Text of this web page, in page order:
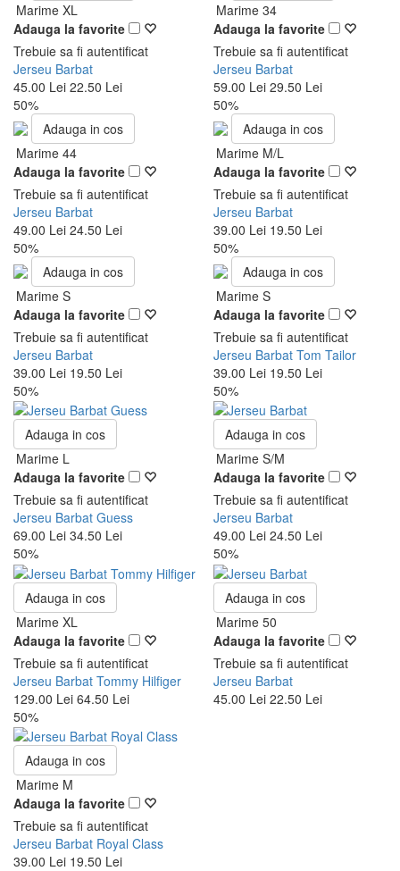
Marime XL
Adauga la favorite
Trebuie sa fi autentificat
Jerseu Barbat
45.00 Lei 22.50 Lei
Marime 34
Adauga la favorite
Trebuie sa fi autentificat
Jerseu Barbat
59.00 Lei 29.50 Lei
50%
Adauga in cos
Marime 44
Adauga la favorite
Trebuie sa fi autentificat
Jerseu Barbat
49.00 Lei 24.50 Lei
50%
Adauga in cos
Marime M/L
Adauga la favorite
Trebuie sa fi autentificat
Jerseu Barbat
39.00 Lei 19.50 Lei
50%
Adauga in cos
Marime S
Adauga la favorite
Trebuie sa fi autentificat
Jerseu Barbat
39.00 Lei 19.50 Lei
50%
Adauga in cos
Marime S
Adauga la favorite
Trebuie sa fi autentificat
Jerseu Barbat Tom Tailor
39.00 Lei 19.50 Lei
50%
Adauga in cos
Marime L
Adauga la favorite
Trebuie sa fi autentificat
Jerseu Barbat Guess
69.00 Lei 34.50 Lei
50%
Adauga in cos
Marime S/M
Adauga la favorite
Trebuie sa fi autentificat
Jerseu Barbat
49.00 Lei 24.50 Lei
50%
Adauga in cos
Marime XL
Adauga la favorite
Trebuie sa fi autentificat
Jerseu Barbat Tommy Hilfiger
129.00 Lei 64.50 Lei
50%
Adauga in cos
Marime 50
Adauga la favorite
Trebuie sa fi autentificat
Jerseu Barbat
45.00 Lei 22.50 Lei
50%
Adauga in cos
Marime M
Adauga la favorite
Trebuie sa fi autentificat
Jerseu Barbat Royal Class
39.00 Lei 19.50 Lei